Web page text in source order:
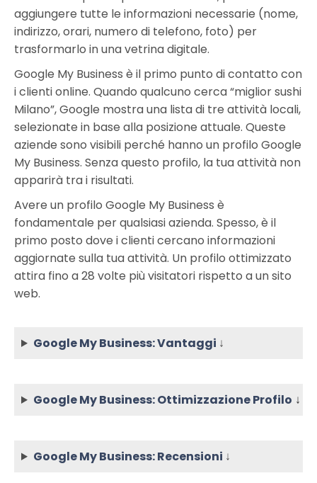
aggiungere tutte le informazioni necessarie (nome,
indirizzo, orari, numero di telefono, foto) per
trasformarlo in una vetrina digitale.
Google My Business è il primo punto di contatto con
i clienti online. Quando qualcuno cerca “miglior sushi
Milano”, Google mostra una lista di tre attività locali,
selezionate in base alla posizione attuale. Queste
aziende sono visibili perché hanno un profilo Google
My Business. Senza questo profilo, la tua attività non
apparirà tra i risultati.
Avere un profilo Google My Business è
fondamentale per qualsiasi azienda. Spesso, è il
primo posto dove i clienti cercano informazioni
aggiornate sulla tua attività. Un profilo ottimizzato
attira fino a 28 volte più visitatori rispetto a un sito
web.
Google My Business: Vantaggi ↓
Google My Business: Ottimizzazione Profilo ↓
Google My Business: Recensioni ↓